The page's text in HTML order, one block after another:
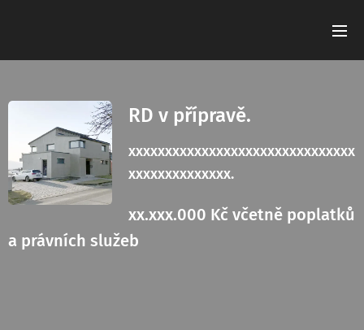
RD v přípravě.
xxxxxxxxxxxxxxxxxxxxxxxxxxxxxxx
xxxxxxxxxxxxxx.
xx.xxx.000 Kč včetně poplatků
a právních služeb